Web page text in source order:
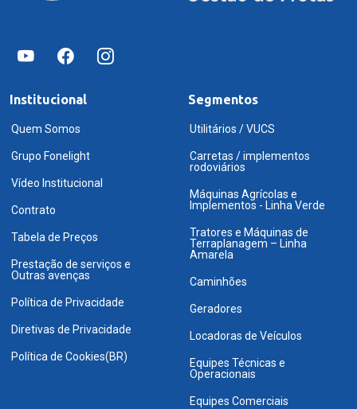
Institucional
Quem Somos
Grupo Fonelight
Vídeo Institucional
Contrato
Tabela de Preços
Prestação de serviços e
Outras avenças
Política de Privacidade
Diretivas de Privacidade
Política de Cookies(BR)
Segmentos
Utilitários / VUCS
Carretas / implementos
rodoviários
Máquinas Agrícolas e
Implementos - Linha Verde
Tratores e Máquinas de
Terraplanagem – Linha
Amarela
Caminhões
Geradores
Locadoras de Veículos
Equipes Técnicas e
Operacionais
Equipes Comerciais